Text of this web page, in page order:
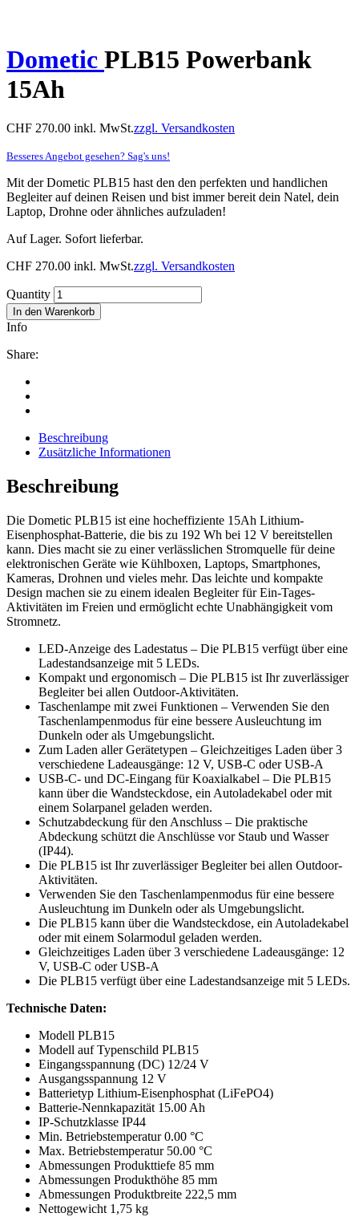
Dometic PLB15 Powerbank
15Ah
CHF 270.00 inkl. MwSt.zzgl. Versandkosten
Besseres Angebot gesehen? Sag's uns!
Mit der Dometic PLB15 hast den den perfekten und handlichen
Begleiter auf deinen Reisen und bist immer bereit dein Natel, dein
Laptop, Drohne oder ähnliches aufzuladen!
Auf Lager. Sofort lieferbar.
CHF 270.00 inkl. MwSt.zzgl. Versandkosten
Quantity
In den Warenkorb
Info
Share:
Beschreibung
Zusätzliche Informationen
Beschreibung
Die Dometic PLB15 ist eine hocheffiziente 15Ah Lithium-
Eisenphosphat-Batterie, die bis zu 192 Wh bei 12 V bereitstellen
kann. Dies macht sie zu einer verlässlichen Stromquelle für deine
elektronischen Geräte wie Kühlboxen, Laptops, Smartphones,
Kameras, Drohnen und vieles mehr. Das leichte und kompakte
Design machen sie zu einem idealen Begleiter für Ein-Tages-
Aktivitäten im Freien und ermöglicht echte Unabhängigkeit vom
Stromnetz.
LED-Anzeige des Ladestatus – Die PLB15 verfügt über eine
Ladestandsanzeige mit 5 LEDs.
Kompakt und ergonomisch – Die PLB15 ist Ihr zuverlässiger
Begleiter bei allen Outdoor-Aktivitäten.
Taschenlampe mit zwei Funktionen – Verwenden Sie den
Taschenlampenmodus für eine bessere Ausleuchtung im
Dunkeln oder als Umgebungslicht.
Zum Laden aller Gerätetypen – Gleichzeitiges Laden über 3
verschiedene Ladeausgänge: 12 V, USB-C oder USB-A
USB-C- und DC-Eingang für Koaxialkabel – Die PLB15
kann über die Wandsteckdose, ein Autoladekabel oder mit
einem Solarpanel geladen werden.
Schutzabdeckung für den Anschluss – Die praktische
Abdeckung schützt die Anschlüsse vor Staub und Wasser
(IP44).
Die PLB15 ist Ihr zuverlässiger Begleiter bei allen Outdoor-
Aktivitäten.
Verwenden Sie den Taschenlampenmodus für eine bessere
Ausleuchtung im Dunkeln oder als Umgebungslicht.
Die PLB15 kann über die Wandsteckdose, ein Autoladekabel
oder mit einem Solarmodul geladen werden.
Gleichzeitiges Laden über 3 verschiedene Ladeausgänge: 12
V, USB-C oder USB-A
Die PLB15 verfügt über eine Ladestandsanzeige mit 5 LEDs.
Technische Daten:
Modell PLB15
Modell auf Typenschild PLB15
Eingangsspannung (DC) 12/24 V
Ausgangsspannung 12 V
Batterietyp Lithium-Eisenphosphat (LiFePO4)
Batterie-Nennkapazität 15.00 Ah
IP-Schutzklasse IP44
Min. Betriebstemperatur 0.00 °C
Max. Betriebstemperatur 50.00 °C
Abmessungen Produkttiefe 85 mm
Abmessungen Produkthöhe 85 mm
Abmessungen Produktbreite 222,5 mm
Nettogewicht 1,75 kg